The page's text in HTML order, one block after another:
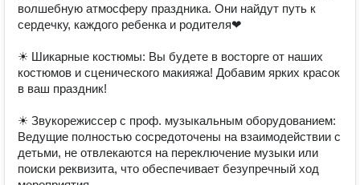
волшебную атмосферу праздника. Они найдут путь к
сердечку, каждого ребенка и родителя❤
☀ Шикарные костюмы: Вы будете в восторге от наших
костюмов и сценического макияжа! Добавим ярких красок
в ваш праздник!
☀ Звукорежиссер с проф. музыкальным оборудованием:
Ведущие полностью сосредоточены на взаимодействии с
детьми, не отвлекаются на переключение музыки или
поиски реквизита, что обеспечивает безупречный ход